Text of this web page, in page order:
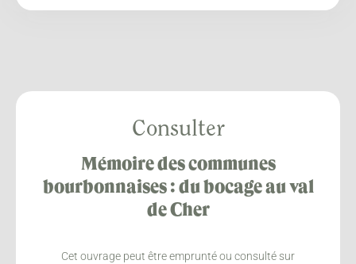
Consulter
Mémoire des communes
bourbonnaises : du bocage au val
de Cher
Cet ouvrage peut être emprunté ou consulté sur